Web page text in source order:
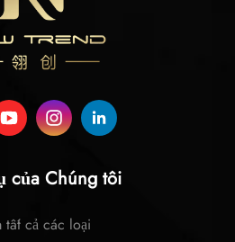
của Chúng tôi
tất cả các loại